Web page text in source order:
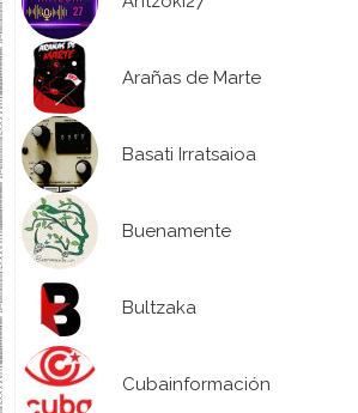
Arañas de Marte
Basati Irratsaioa
Buenamente
Bultzaka
Cubainformación